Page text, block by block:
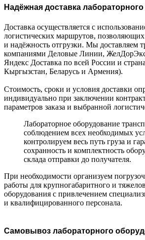
Надёжная доставка
Доставка осуществляется с
логистических маршрутов, позволяющих
и надёжность отгрузки. Мы доставляем
компаниями Деловые Линии,
Яндекс Доставка по всей России и
Кыргызстан, Беларусь и Армения).
Стоимость, сроки и условия доставки
индивидуально при заключении
параметров заказа и выбранной
Лабораторное оборудование
соблюдением всех необходимых
контролируем весь путь груза и
сохранность и комплектность
склада отправки до получателя.
При необходимости организуем
работы для крупногабаритного и
оборудования с привлечением
и квалифицированного персонала.
Самовывоз лабораторного